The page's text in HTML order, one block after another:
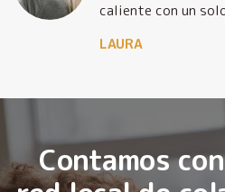
caliente con un
LAURA
Contamos